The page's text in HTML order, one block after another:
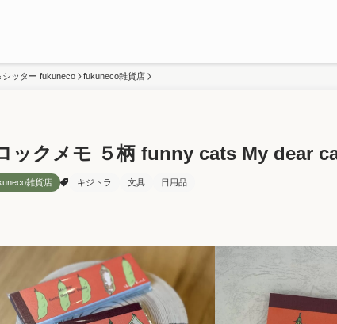
ッター fukuneco fukuneco雑貨店
ックメモ ５柄 funny cats My dear
雑貨店 キジトラ 文具 日用品